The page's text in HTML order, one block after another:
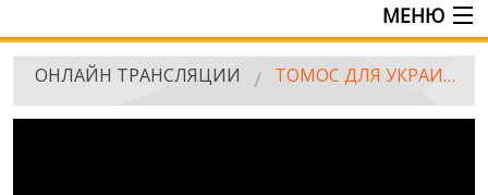
МЕНЮ
ГЛАВНАЯ
ОНЛАЙН ТРАНСЛЯЦИИ ТОМОС ДЛЯ УКРАИНЫ. РЕШЕНИЕ СИНОДА ВСЕЛЕНСКОГО ПАТРИАРХАТА